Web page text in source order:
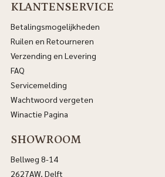
KLANTENSERVICE
Betalingsmogelijkheden
Ruilen en Retourneren
Verzending en Levering
FAQ
Servicemelding
Wachtwoord vergeten
Winactie Pagina
SHOWROOM
Bellweg 8-14
2627AW, Delft